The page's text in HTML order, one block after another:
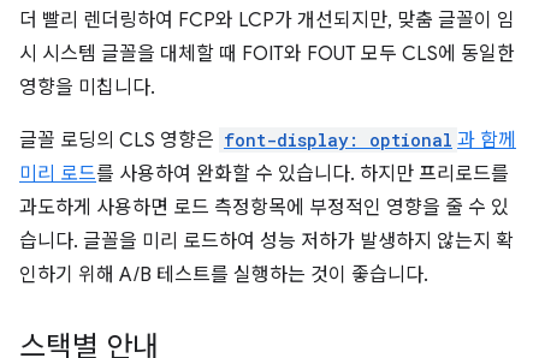
더 빨리 렌더링하여 FCP와 LCP가 개선되지만, 맞춤 글꼴이 임
시 시스템 글꼴을 대체할 때 FOIT와 FOUT 모두 CLS에 동일한
영향을 미칩니다.
글꼴 로딩의 CLS 영향은 font-display: optional 과 함께
미리 로드를 사용하여 완화할 수 있습니다. 하지만 프리로드를
과도하게 사용하면 로드 측정항목에 부정적인 영향을 줄 수 있
습니다. 글꼴을 미리 로드하여 성능 저하가 발생하지 않는지 확
인하기 위해 A/B 테스트를 실행하는 것이 좋습니다.
스택별 안내